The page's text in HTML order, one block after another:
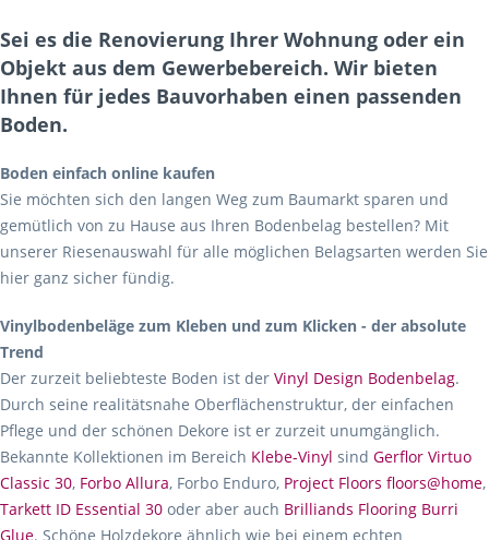
Sei es die Renovierung Ihrer Wohnung oder ein
Objekt aus dem Gewerbebereich. Wir bieten
Ihnen für jedes Bauvorhaben einen passenden
Boden.
Boden einfach online kaufen
Sie möchten sich den langen Weg zum Baumarkt sparen und
gemütlich von zu Hause aus Ihren Bodenbelag bestellen? Mit
unserer Riesenauswahl für alle möglichen Belagsarten werden Sie
hier ganz sicher fündig.
Vinylbodenbeläge zum Kleben und zum Klicken - der absolute
Trend
Der zurzeit beliebteste Boden ist der Vinyl Design Bodenbelag.
Durch seine realitätsnahe Oberflächenstruktur, der einfachen
Pflege und der schönen Dekore ist er zurzeit unumgänglich.
Bekannte Kollektionen im Bereich Klebe-Vinyl sind Gerflor Virtuo
Classic 30, Forbo Allura, Forbo Enduro, Project Floors floors@home,
Tarkett ID Essential 30 oder aber auch Brilliands Flooring Burri
Glue. Schöne Holzdekore ähnlich wie bei einem echten